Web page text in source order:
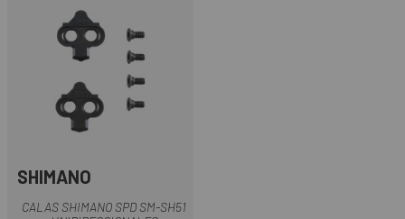
SHIMANO
CALAS SHIMANO SPD SM-SH51